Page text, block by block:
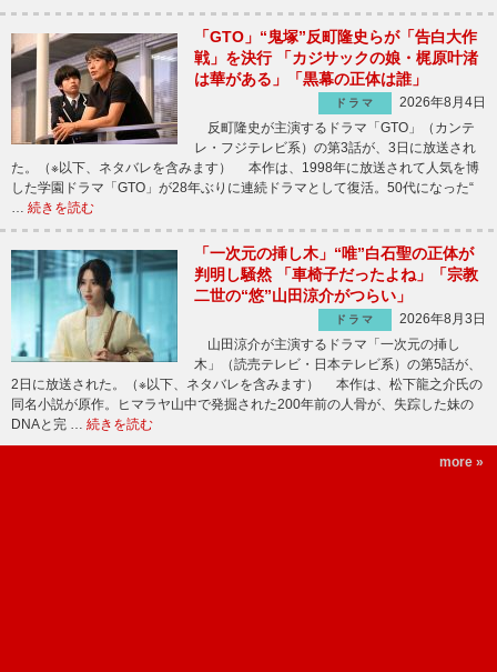
「GTO」“鬼塚”反町隆史らが「告白大作
戦」を決行 「カジサックの娘・梶原叶渚
は華がある」「黒幕の正体は誰」
ドラマ
2026年8月4日
反町隆史が主演するドラマ「GTO」（カンテ
レ・フジテレビ系）の第3話が、3日に放送され
た。（※以下、ネタバレを含みます） 本作は、1998年に放送されて人気を博
した学園ドラマ「GTO」が28年ぶりに連続ドラマとして復活。50代になった“
… 続きを読む
「一次元の挿し木」“唯”白石聖の正体が
判明し騒然 「車椅子だったよね」「宗教
二世の“悠”山田涼介がつらい」
ドラマ
2026年8月3日
山田涼介が主演するドラマ「一次元の挿し
木」（読売テレビ・日本テレビ系）の第5話が、
2日に放送された。（※以下、ネタバレを含みます） 本作は、松下龍之介氏の
同名小説が原作。ヒマラヤ山中で発掘された200年前の人骨が、失踪した妹の
DNAと完 … 続きを読む
more »